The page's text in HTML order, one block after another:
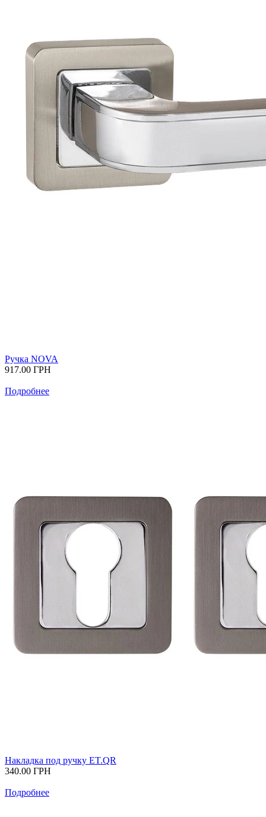
Ручка NOVA
917.00 ГРН
Подробнее
Накладка под ручку ET.QR
340.00 ГРН
Подробнее